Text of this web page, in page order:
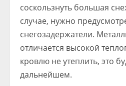
соскользнуть большая
случае, нужно
снегозадержатели.
отличается высокой
кровлю не утеплить, это
дальнейшем.